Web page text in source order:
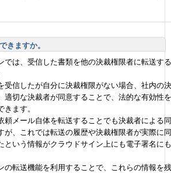
きますか。
では、受信した書類を他の決裁権限者に転送す
受信したが自分に決裁権限がない場合、社内の
適切な決裁者が同意することで、法的な有効性
ます。
頼メール自体を転送することでも決裁者による
が、これでは転送の履歴や決裁権限者が実際に
という情報がクラウドサイン上にも電子署名に
の転送機能を利用することで、これらの情報を